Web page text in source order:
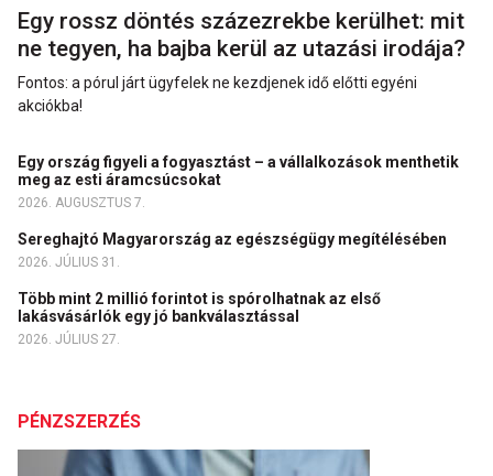
Egy rossz döntés százezrekbe kerülhet: mit
ne tegyen, ha bajba kerül az utazási irodája?
Fontos: a pórul járt ügyfelek ne kezdjenek idő előtti egyéni
akciókba!
Egy ország figyeli a fogyasztást – a vállalkozások menthetik
meg az esti áramcsúcsokat
2026. AUGUSZTUS 7.
Sereghajtó Magyarország az egészségügy megítélésében
2026. JÚLIUS 31.
Több mint 2 millió forintot is spórolhatnak az első
lakásvásárlók egy jó bankválasztással
2026. JÚLIUS 27.
PÉNZSZERZÉS